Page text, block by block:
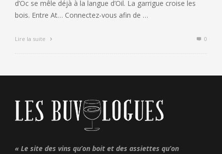
d’Oc se mêle déjà à la langue d’Oil. La garrigue croise les
bois. Entre At… Connectez-vous afin de …
Lire la suite 0
« Le site des vins qu’on boit et des assiettes qu’on